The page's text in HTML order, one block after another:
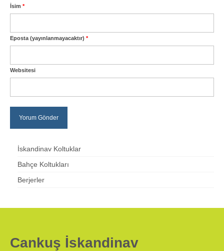
İsim *
Eposta (yayınlanmayacaktır) *
Websitesi
İskandinav Koltuklar
Bahçe Koltukları
Berjerler
Cankuş İskandinav